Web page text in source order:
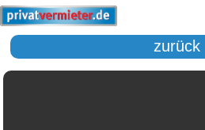
zurück